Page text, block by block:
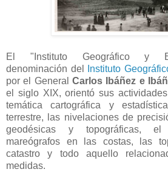
El "Instituto Geográfico y
denominación del
Instituto
por el General Carlos Ibáñez e
el siglo XIX, orientó sus
temática cartográfica y
terrestre, las nivelaciones de
geodésicas y topográficas, el
mareógrafos en las costas, las
catastro y todo aquello
medidas.